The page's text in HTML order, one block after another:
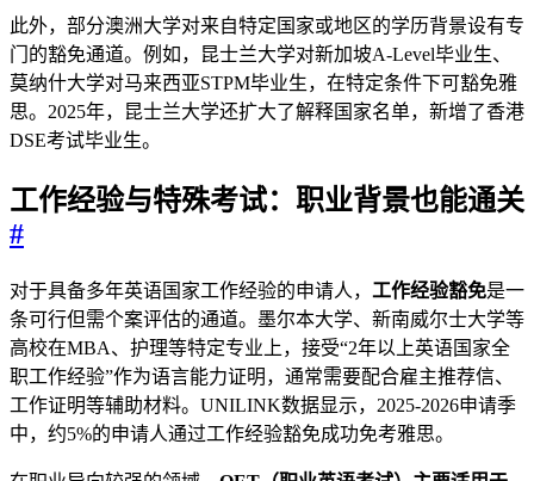
此外，部分澳洲大学对来自特定国家或地区的学历背景设有专
门的豁免通道。例如，昆士兰大学对新加坡A-Level毕业生、
莫纳什大学对马来西亚STPM毕业生，在特定条件下可豁免雅
思。2025年，昆士兰大学还扩大了解释国家名单，新增了香港
DSE考试毕业生。
工作经验与特殊考试：职业背景也能通关
#
对于具备多年英语国家工作经验的申请人， 工作经验豁免是一
条可行但需个案评估的通道。墨尔本大学、新南威尔士大学等
高校在MBA、护理等特定专业上，接受“2年以上英语国家全
职工作经验”作为语言能力证明，通常需要配合雇主推荐信、
工作证明等辅助材料。UNILINK数据显示，2025-2026申请季
中，约5%的申请人通过工作经验豁免成功免考雅思。